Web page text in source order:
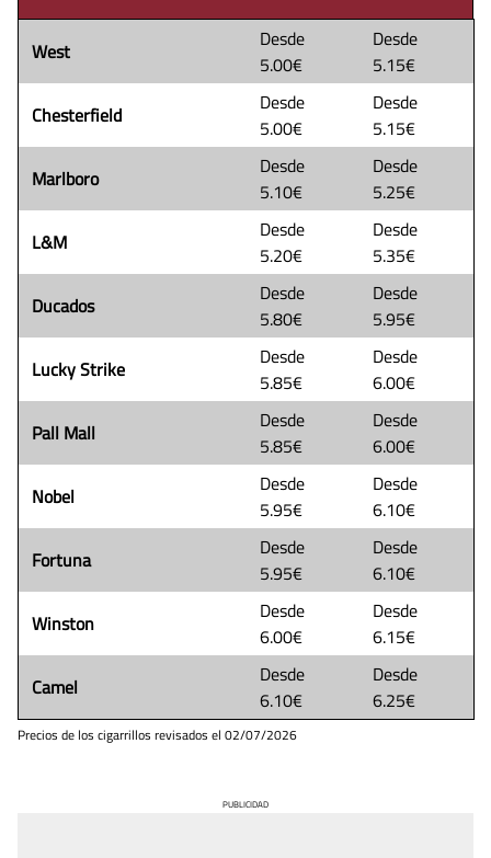
West
Desde
5.00€
Desde
5.15€
Chesterfield
Desde
5.00€
Desde
5.15€
Marlboro
Desde
5.10€
Desde
5.25€
L&M
Desde
5.20€
Desde
5.35€
Ducados
Desde
5.80€
Desde
5.95€
Lucky Strike
Desde
5.85€
Desde
6.00€
Pall Mall
Desde
5.85€
Desde
6.00€
Nobel
Desde
5.95€
Desde
6.10€
Fortuna
Desde
5.95€
Desde
6.10€
Winston
Desde
6.00€
Desde
6.15€
Camel
Desde
6.10€
Desde
6.25€
Precios de los cigarrillos revisados el 02/07/2026
PUBLICIDAD